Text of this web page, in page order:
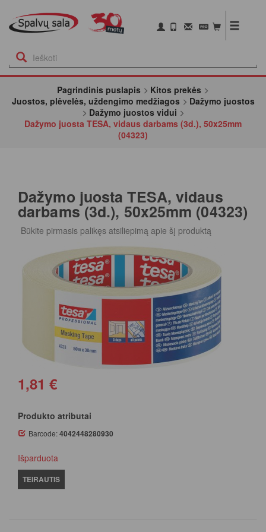
Pagrindinis puslapis
Kitos prekės
Juostos, plėvelės, uždengimo medžiagos
Dažymo juostos
Dažymo juostos vidui
Dažymo juosta TESA, vidaus darbams (3d.), 50x25mm
(04323)
Dažymo juosta TESA, vidaus
darbams (3d.), 50x25mm (04323)
Būkite pirmasis palikęs atsiliepimą apie šį produktą
1,81 €
Produkto atributai
Barcode:4042448280930
Išparduota
TEIRAUTIS